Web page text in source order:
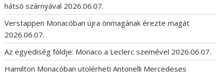
hátsó szárnyával 2026.06.07.
Verstappen Monacóban újra önmagának érezte magát
2026.06.07.
Az egyediség földje: Monaco a Leclerc szemével 2026.06.07.
Hamilton Monacóban utolérheti Antonelli Mercedeses